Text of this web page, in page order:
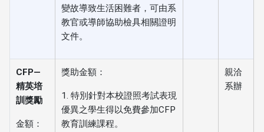
變故導致生活困難者，可由系
教官或導師協助檢具相關證明
文件。
CFP—
精英培
訓獎勵
金額：
獎助金額：
1. 特別針對本校證照考試表現
優異之學生得以免費參加CFP
教育訓練課程。
親洽
系辦